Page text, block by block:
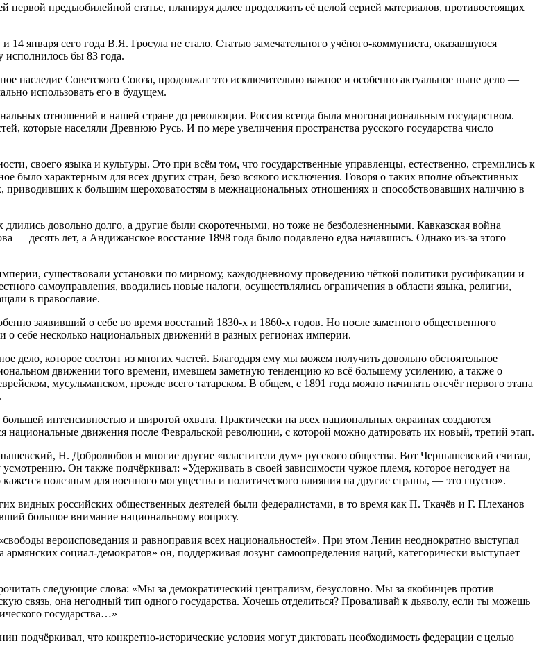
предъюбилейной статье, планируя далее продолжить её целой серией материалов, противостоящих
января сего года В.Я. Гросула не стало. Статью замечательного учёного-коммуниста, оказавшуюся
исполнилось бы 83 года.
наследие Советского Союза, продолжат это исключительно важное и особенно актуальное ныне дело —
использовать его в будущем.
отношений в нашей стране до революции. Россия всегда была многонациональным государством.
которые населяли Древнюю Русь. И по мере увеличения пространства русского государства число
своего языка и культуры. Это при всём том, что государственные управленцы, естественно, стремились к
характерным для всех других стран, безо всякого исключения. Говоря о таких вполне объективных
приводивших к большим шероховатостям в межнациональных отношениях и способствовавших наличию в
довольно долго, а другие были скоротечными, но тоже не безболезненными. Кавказская война
— десять лет, а Андижанское восстание 1898 года было подавлено едва начавшись. Однако из-за этого
существовали установки по мирному, каждодневному проведению чёткой политики русификации и
самоуправления, вводились новые налоги, осуществлялись ограничения в области языка, религии,
в православие.
заявивший о себе во время восстаний 1830-х и 1860-х годов. Но после заметного общественного
о себе несколько национальных движений в разных регионах империи.
дело, которое состоит из многих частей. Благодаря ему мы можем получить довольно обстоятельное
движении того времени, имевшем заметную тенденцию ко всё большему усилению, а также о
мусульманском, прежде всего татарском. В общем, с 1891 года можно начинать отсчёт первого этапа
интенсивностью и широтой охвата. Практически на всех национальных окраинах создаются
движения после Февральской революции, с которой можно датировать их новый, третий этап.
Н. Добролюбов и многие другие «властители дум» русского общества. Вот Чернышевский считал,
Он также подчёркивал: «Удерживать в своей зависимости чужое племя, которое негодует на
полезным для военного могущества и политического влияния на другие страны, — это гнусно».
видных российских общественных деятелей были федералистами, в то время как П. Ткачёв и Г. Плеханов
большое внимание национальному вопросу.
вероисповедания и равноправия всех национальностей». При этом Ленин неоднократно выступал
социал-демократов» он, поддерживая лозунг самоопределения наций, категорически выступает
следующие слова: «Мы за демократический централизм, безусловно. Мы за якобинцев против
она негодный тип одного государства. Хочешь отделиться? Проваливай к дьяволу, если ты можешь
государства…»
подчёркивал, что конкретно-исторические условия могут диктовать необходимость федерации с целью